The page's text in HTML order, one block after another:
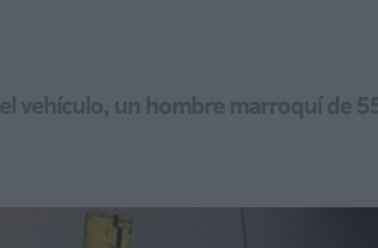
vehículo, un hombre marroquí de